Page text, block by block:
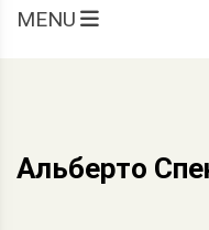
MENU
Альберто